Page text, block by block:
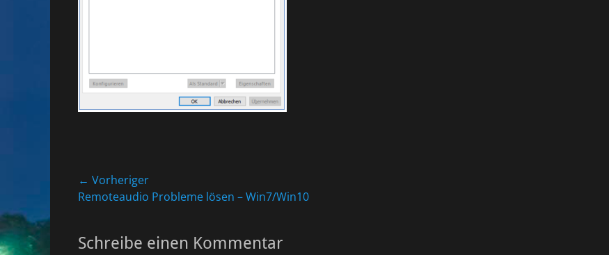
Beitragsnavigation
← Vorheriger
Vorheriger
Remoteaudio Probleme lösen – Win7/Win10
Schreibe einen Kommentar